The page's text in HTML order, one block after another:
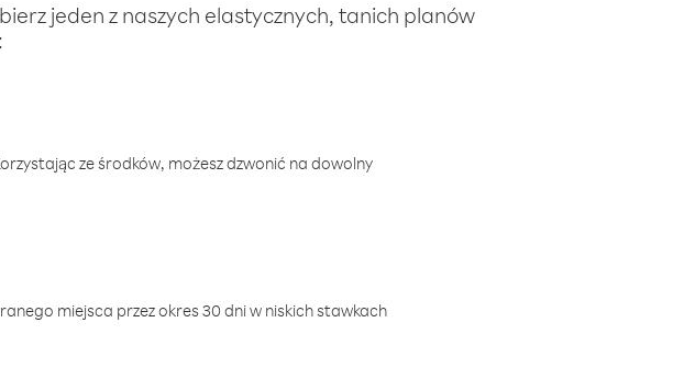
jeden z naszych elastycznych, tanich planów
ze środków, możesz dzwonić na dowolny
miejsca przez okres 30 dni w niskich stawkach